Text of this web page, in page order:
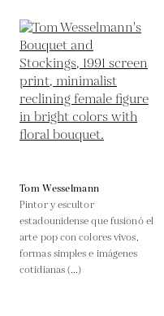
Tom Wesselmann
Pintor y escultor
estadounidense que fusionó el
arte pop con colores vivos,
formas simples e imágenes
cotidianas (...)